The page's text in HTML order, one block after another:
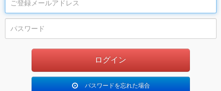
パスワードを忘れた場合